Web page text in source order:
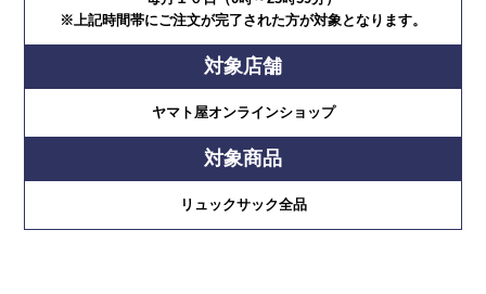
※上記時間帯にご注文が完了された方が対象となります。
対象店舗
ヤマト屋オンラインショップ
対象商品
リュックサック全品